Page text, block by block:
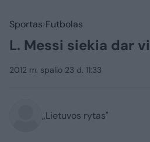
Sportas Futbolas
L. Messi siekia dar
2012 m. spalio 23 d. 11:33
„Lietuvos rytas"